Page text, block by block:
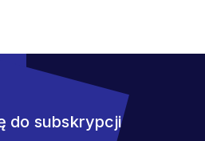
do subskrypcji